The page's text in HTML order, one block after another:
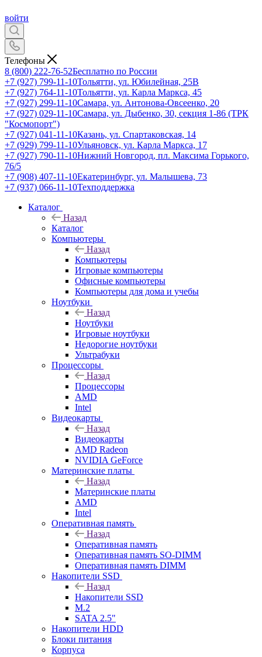
войти
Телефоны
8 (800) 222-76-52Бесплатно по России
+7 (927) 799-11-10Тольятти, ул. Юбилейная, 25В
+7 (927) 764-11-10Тольятти, ул. Карла Маркса, 45
+7 (927) 299-11-10Самара, ул. Антонова-Овсеенко, 20
+7 (927) 029-11-10Самара, ул. Дыбенко, 30, секция 1-86 (ТРК
"Космопорт")
+7 (927) 041-11-10Казань, ул. Спартаковская, 14
+7 (929) 799-11-10Ульяновск, ул. Карла Маркса, 17
+7 (927) 790-11-10Нижний Новгород, пл. Максима Горького,
76/5
+7 (908) 407-11-10Екатеринбург, ул. Малышева, 73
+7 (937) 066-11-10Техподдержка
Каталог
Назад
Каталог
Компьютеры
Назад
Компьютеры
Игровые компьютеры
Офисные компьютеры
Компьютеры для дома и учебы
Ноутбуки
Назад
Ноутбуки
Игровые ноутбуки
Недорогие ноутбуки
Ультрабуки
Процессоры
Назад
Процессоры
AMD
Intel
Видеокарты
Назад
Видеокарты
AMD Radeon
NVIDIA GeForce
Материнские платы
Назад
Материнские платы
AMD
Intel
Оперативная память
Назад
Оперативная память
Оперативная память SO-DIMM
Оперативная память DIMM
Накопители SSD
Назад
Накопители SSD
M.2
SATA 2.5"
Накопители HDD
Блоки питания
Корпуса